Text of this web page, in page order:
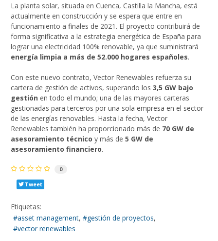
La planta solar, situada en Cuenca, Castilla la Mancha, está
actualmente en construcción y se espera que entre en
funcionamiento a finales de 2021. El proyecto contribuirá de
forma significativa a la estrategia energética de España para
lograr una electricidad 100% renovable, ya que suministrará
energía limpia a más de 52.000 hogares españoles.
Con este nuevo contrato, Vector Renewables refuerza su
cartera de gestión de activos, superando los3,5 GW bajo
gestión en todo el mundo; una de las mayores carteras
gestionadas para terceros por una sola empresa en el sector
de las energías renovables. Hasta la fecha, Vector
Renewables también ha proporcionado más de 70 GW de
asesoramiento técnico y más de 5 GW de
asesoramiento financiero.
0
Tweet
Etiquetas:
asset management
gestión de proyectos
vector renewables